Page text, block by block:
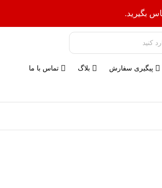
بگیرید.
پیگیری سفارش بلاگ تماس با ما